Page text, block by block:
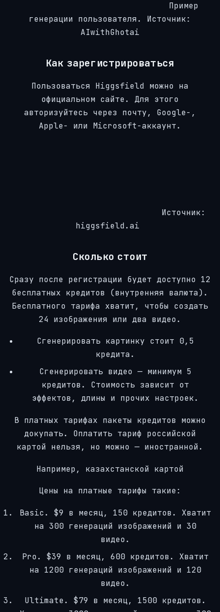
Пример
генерации пользователя. Источник:
AIwithGhotai
Как зарегистрироваться
Пользоваться Higgsfield можно на
официальном сайте. Для этого
авторизуйтесь через почту, Google-,
Apple- или Microsoft-аккаунт.
Источник:
higgsfield.ai
Сколько стоит
Сразу после регистрации будет доступно 12
бесплатных кредитов (внутренняя валюта).
Бесплатного тарифа хватит, чтобы создать
24 изображения или два видео.
Сгенерировать картинку стоит 0,5
кредита.
Сгенерировать видео — минимум 5
кредитов. Стоимость зависит от
эффектов, длины и прочих настроек.
В платных тарифах пакеты кредитов можно
докупать. Оплатить тариф российской
картой нельзя, но можно — иностранной.
Например, казахстанской картой
Цены на платные тарифы такие:
Basic. $9 в месяц, 150 кредитов. Хватит
на 300 генераций изображений и 30
видео.
Pro. $39 в месяц, 600 кредитов. Хватит
на 1200 генераций изображений и 120
видео.
Ultimate. $79 в месяц, 1500 кредитов.